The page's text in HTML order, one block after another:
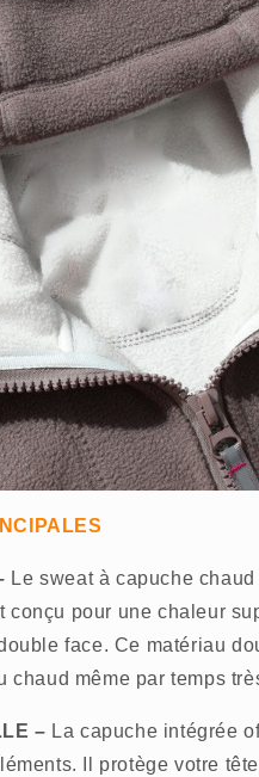
Le sweat à capuche
conçu pour une chaleur
face. Ce matériau
chaud même par temps
– La capuche intégrée
Il protège votre